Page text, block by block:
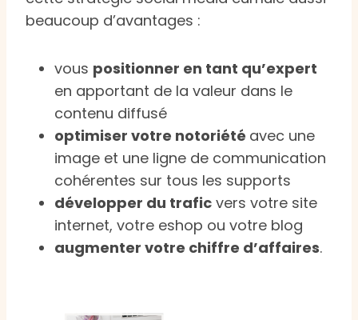
beaucoup d’avantages :
vous positionner en tant qu’expert
en apportant de la valeur dans le
contenu diffusé
optimiser votre notoriété avec une
image et une ligne de communication
cohérentes sur tous les supports
développer du trafic vers votre site
internet, votre eshop ou votre blog
augmenter votre chiffre d’affaires.